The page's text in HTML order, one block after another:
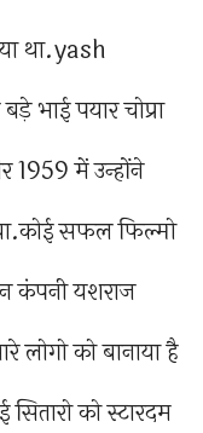
था.yash
भाई पयार चोप्रा
में उन्होंने
सफल फिल्मो
कंपनी यशराज
लोगो को बानाया है
को स्टारदम